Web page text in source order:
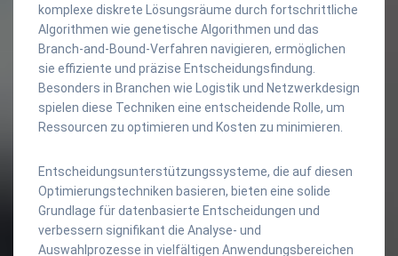
komplexe diskrete Lösungsräume durch fortschrittliche
Algorithmen wie genetische Algorithmen und das
Branch-and-Bound-Verfahren navigieren, ermöglichen
sie effiziente und präzise Entscheidungsfindung.
Besonders in Branchen wie Logistik und Netzwerkdesign
spielen diese Techniken eine entscheidende Rolle, um
Ressourcen zu optimieren und Kosten zu minimieren.
Entscheidungsunterstützungssysteme, die auf diesen
Optimierungstechniken basieren, bieten eine solide
Grundlage für datenbasierte Entscheidungen und
verbessern signifikant die Analyse- und
Auswahlprozesse in vielfältigen Anwendungsbereichen